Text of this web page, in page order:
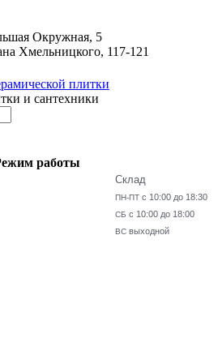
Окружная, 5
Хмельницкого, 117-121
и сантехники
работы
Склад
ПН-ПТ с 10:00 до 18:30
СБ с 10:00 до 18:00
ВС выходной